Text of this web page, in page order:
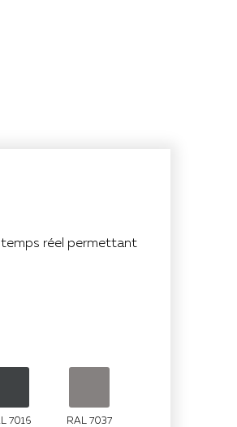
temps réel permettant
7016 RAL 7037